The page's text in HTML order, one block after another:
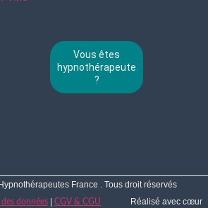
Vous êtes
hypnothérapeute
?
France . Tous droit réservés
données CGV & CGU
Réalisé avec cœur